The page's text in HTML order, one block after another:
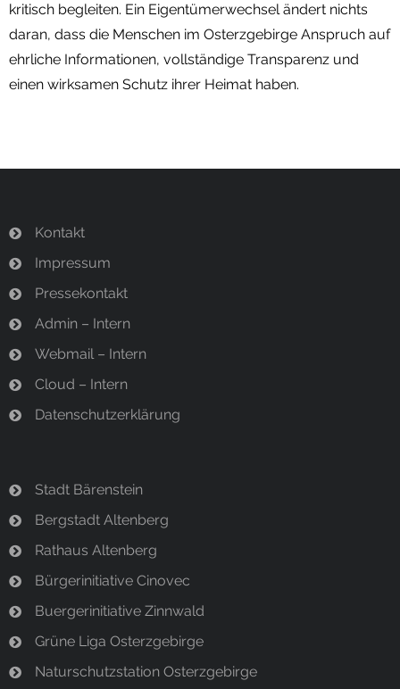
kritisch begleiten. Ein Eigentümerwechsel ändert nichts
daran, dass die Menschen im Osterzgebirge Anspruch auf
ehrliche Informationen, vollständige Transparenz und
einen wirksamen Schutz ihrer Heimat haben.
Kontakt
Impressum
Pressekontakt
Admin – Intern
Webmail – Intern
Cloud – Intern
Datenschutzerklärung
Stadt Bärenstein
Bergstadt Altenberg
Rathaus Altenberg
Bürgerinitiative Cinovec
Buergerinitiative Zinnwald
Grüne Liga Osterzgebirge
Naturschutzstation Osterzgebirge